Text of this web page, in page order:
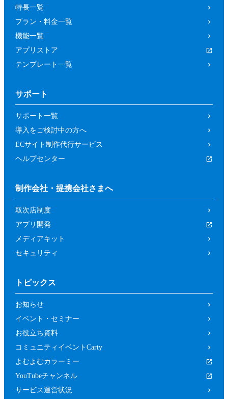
特長一覧
プラン・料金一覧
機能一覧
アプリストア
テンプレート一覧
サポート
サポート一覧
導入をご検討中の方へ
ECサイト制作代行サービス
ヘルプセンター
制作会社・提携会社さまへ
取次店制度
アプリ開発
メディアキット
セキュリティ
トピックス
お知らせ
イベント・セミナー
お役立ち資料
コミュニティイベントCarty
よむよむカラーミー
YouTubeチャンネル
サービス運営状況